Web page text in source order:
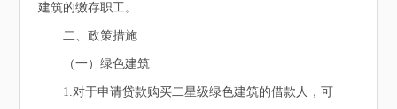
建筑的缴存职工。
二、政策措施
（一）绿色建筑
1.对于申请贷款购买二星级绿色建筑的借款人，可